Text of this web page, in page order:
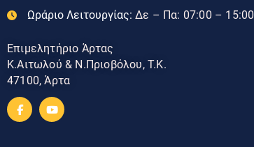
Ωράριο Λειτουργίας: Δε – Πα: 07:00 – 15:00
Επιμελητήριο Άρτας
Κ.Αιτωλού & Ν.Πριοβόλου, Τ.Κ.
47100, Άρτα